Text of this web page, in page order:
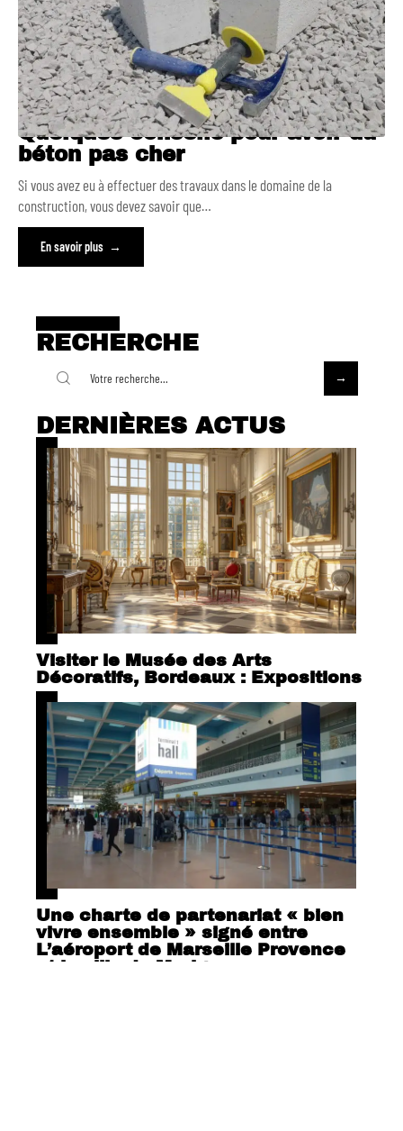
Quelques conseils pour avoir du
béton pas cher
Si vous avez eu à effectuer des travaux dans le domaine de la
construction, vous devez savoir que…
En savoir plus
RECHERCHE
DERNIÈRES ACTUS
Visiter le Musée des Arts
Décoratifs, Bordeaux : Expositions
Une charte de partenariat « bien
vivre ensemble » signé entre
L’aéroport de Marseille Provence
et la ville de Marigane